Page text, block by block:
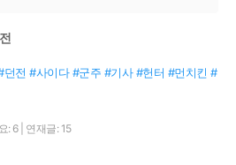
전 #사이다 #군주 #기사 #헌터 #먼치킨 #
: 6 연재글: 15